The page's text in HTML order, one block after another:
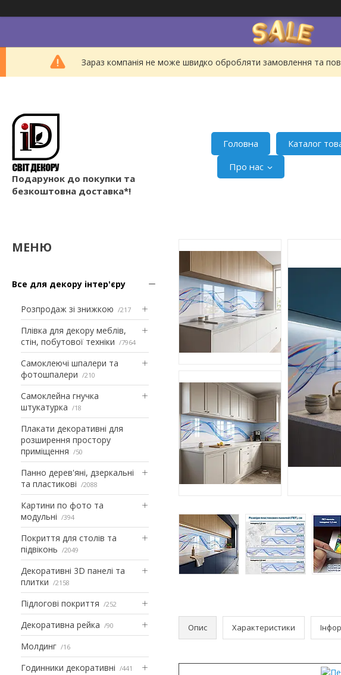
Зараз компанія не може швидко обробляти замовлення та
Подарунок до покупки та
безкоштовна доставка*!
Головна Каталог
Про нас
Все для декору інтер'єру
Розпродаж зі знижкою 217
Плівка для декору меблів,
стін, побутової техніки
7964
Самоклеючі шпалери та
фотошпалери
210
Самоклейна гнучка
штукатурка
18
Плакати декоративні для
розширення простору
приміщення
50
Панно дерев'яні, дзеркальні
та пластикові
2088
Картини по фото та
модульні
394
Покриття для столів та
підвіконь
2049
Декоративні 3D панелі та
плитки
2158
Підлогові покриття 252
Декоративна рейка 90
Молдинг 16
Годинники декоративні 441
Опис Характеристики